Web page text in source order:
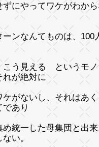
ずにやってワケがわか
ーンなんてものは、100
こう見える というモノ
が絶対に
ケがないし、それはあ
あり
め統一した母集団と出
い。